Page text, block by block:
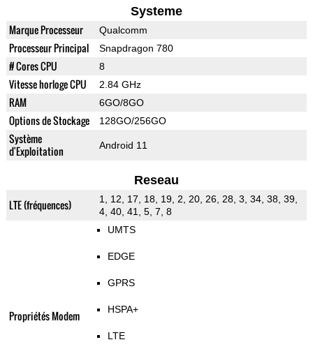
Systeme
Marque Processeur Qualcomm
Processeur Principal Snapdragon 780
# Cores CPU 8
Vitesse horloge CPU 2.84 GHz
RAM 6GO/8GO
Options de Stockage 128GO/256GO
Système
d'Exploitation
Android 11
Reseau
LTE (fréquences)
1, 12, 17, 18, 19, 2, 20, 26, 28, 3, 34, 38, 39,
4, 40, 41, 5, 7, 8
Propriétés Modem
UMTS
EDGE
GPRS
HSPA+
LTE